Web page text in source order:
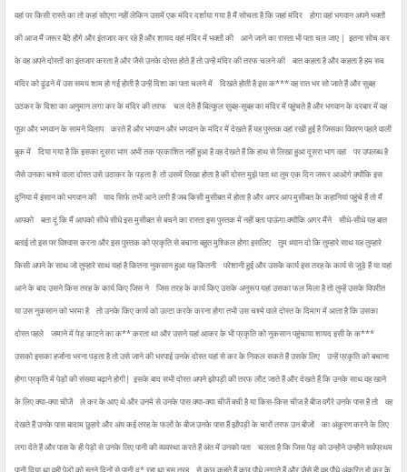
वहां पर किसी रास्ते का तो कहां सोएगा नहीं लेकिन उसमें एक मंदिर दर्शाया गया है मैं सोचता है कि जहां मंदिर
होगा वहां भगवान अपने भक्तों
की आज मैं जरूर बैठे होंगे और इंतजार कर रहे हैं और शायद वहां मंदिर में भक्तों की
आने जाने का रास्ता भी पता चल जाए | इतना सोच कर
के वह अपने दोस्तों का इंतजार करता है और जैसे उनके दोस्त होते हैं तो उन्हें मंदिर की तरफ चलने की
बात कहता है और कहता है हम सब
मंदिर को ढूंढने में उस समय शाम हो गई होती है उन्हें दिशा का पता चलने में
दिखते होती है इस क*** वह रात भर सो जाते हैं और सुबह
उठकर के दिशा का अनुमान लगा कर के मंदिर की तरफ
चल देते हैं बिल्कुल सुबह-सुबह का मंदिर में पहुंचते हैं और भगवान के दरबार में वह
पूछा और भगवान के सामने विलाप करते हैं और भगवान और भगवान के मंदिर में देखते हैं यह पुस्तक वहां रखी हुई है जिसका विवरण पहले वाली
बुक में
दिया गया है कि इसका दूसरा भाग अभी तक प्रकाशित नहीं हुआ है वह देखते हैं कि हाथ से लिखा हुआ दूसरा भाग वहां
पर उपलब्ध है
जैसे उनका चश्मे वाला दोस्त उसे उठाकर के पड़ता है तो उसमें लिखा होता है की दोस्त मुझे पता था तुम एक दिन जरूर आओगे क्योंकि इस
दुनिया में इंसान को भगवान की
याद सिर्फ तभी आने लगी हैं जब किसी मुसीबत में होता है और अगर आप मुसीबत के कहानियां पहुंचे हैं तो मैं
आपको
बता दूं कि मैं आपको सीधे सीधे इस मुसीबत से बचने का रास्ता इस पुस्तक में नहीं बता पाऊंगा क्योंकि अगर मैंने
सीधे-सीधे यह बात
बताई तो इस पर विश्वास करना और इस पुस्तक को प्रकृति से बचाना बहुत मुश्किल होगा इसलिए
तुम ध्यान दो कि तुम्हारे साथ यह तुम्हारे
किसी अपने के साथ जो तुम्हारे साथ यहां है कितना नुकसान हुआ यह कितनी
परेशानी हुई और उसके कार्य इस तरह के कार्य से जुड़े हैं या यहां
आने के बाद उसने किस तरह के कार्य किए जिस ने
जिस तरह के कार्य किए उसके अनुरूप यहां उसका फल मिला है तो तुम्हें उसके विपरीत
या उस नुकसान को भरमा है तो उनके किए कार्य को उल्टा करके करना होगा तभी उस चश्मे वाले दोस्त के दिमाग में आता है कि उसका
दोस्त पहले
जमाने में पेड़ काटने का क** करता था और उसने यहां आकर के भी प्रकृति को नुकसान पहुंचाया शायद इसी के क***
उसको इसका हर्जाना भरना पड़ता है तो उसे जाने की भरपाई उनके दोस्त यहां से कर के निकल सकते हैं उसके लिए
उन्हें प्रकृति को बचाना
होगा प्रकृति में पेड़ों की संख्या बढ़ाने होगी| इसके बाद सभी दोस्त अपने झोपड़ी की तरफ लौट जाते हैं और देखते हैं कि उनके साथ वह खाने
के लिए क्या-क्या चीजें ले कर के आए थे और उनमे से उनके पास क्या-क्या चीजें बची है या किस-किस चीज है बीज वगैरे उनके पास है तो
वह
देखते हैं उनके पास बादाम छुहारे और अंय कई तरह के फलों के बीज उनके पास हैं झोंपड़ी के चारों तरफ उन बीजों
का अंकुरण करने के लिए
लगा देते हैं और पास के ही पेड़ों से उनके लिए पानी की व्यवस्था करते हैं अंत में उनको पता
चलता है कि जिस पेड़ को उन्होंने उन्होंने सर्वप्रथम